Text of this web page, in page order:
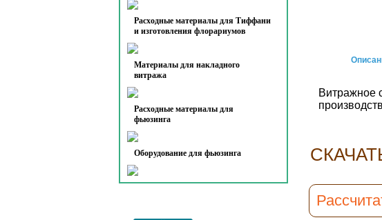
Расходные материалы для Тиффани
и изготовления флорариумов
Материалы для накладного
витража
Расходные материалы для
фьюзинга
Оборудование для фьюзинга
Витражное